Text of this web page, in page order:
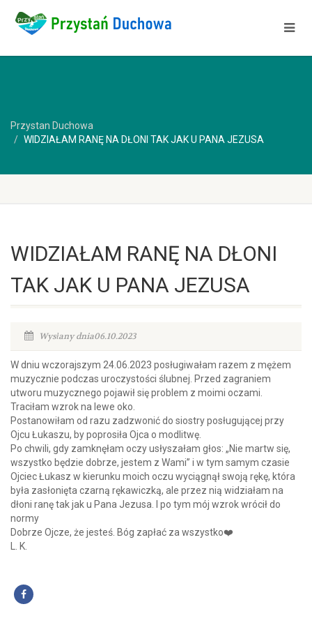
Przystan Duchowa
WIDZIAŁAM RANĘ NA DŁONI TAK JAK U PANA JEZUSA
WIDZIAŁAM RANĘ NA DŁONI
TAK JAK U PANA JEZUSA
Wysłany dnia06.10.2023
W dniu wczorajszym 24.06.2023 posługiwałam razem z mężem
muzycznie podczas uroczystości ślubnej. Przed zagraniem
utworu muzycznego pojawił się problem z moimi oczami.
Traciłam wzrok na lewe oko.
Postanowiłam od razu zadzwonić do siostry posługującej przy
Ojcu Łukaszu, by poprosiła Ojca o modlitwę.
Po chwili, gdy zamknęłam oczy usłyszałam głos: „Nie martw się,
wszystko będzie dobrze, jestem z Wami” i w tym samym czasie
Ojciec Łukasz w kierunku moich oczu wyciągnął swoją rękę, która
była zasłonięta czarną rękawiczką, ale przez nią widziałam na
dłoni ranę tak jak u Pana Jezusa. I po tym mój wzrok wrócił do
normy
Dobrze Ojcze, że jesteś. Bóg zapłać za wszystko❤️
L. K.